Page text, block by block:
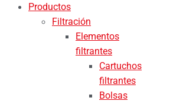
Productos
Filtración
Elementos
filtrantes
Cartuchos
filtrantes
Bolsas